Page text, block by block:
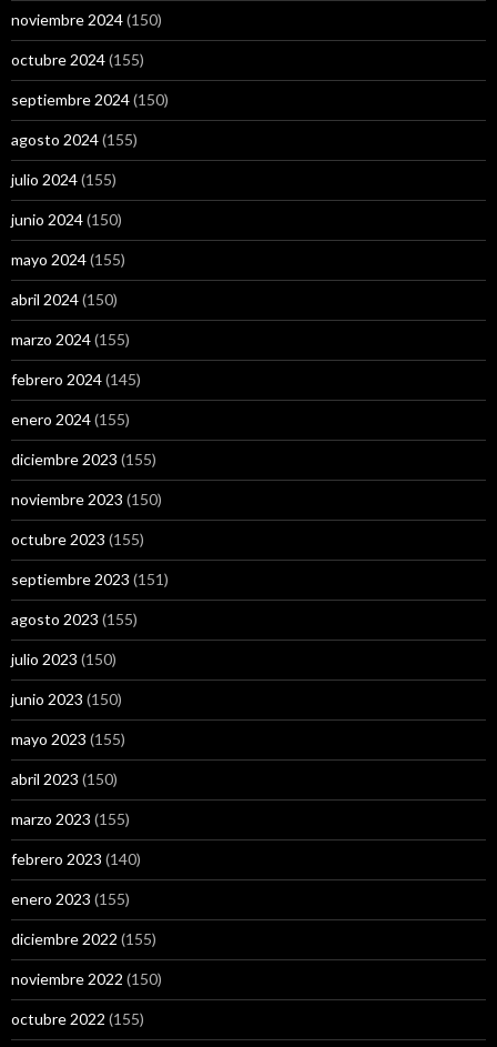
noviembre 2024(150)
octubre 2024(155)
septiembre 2024(150)
agosto 2024(155)
julio 2024(155)
junio 2024(150)
mayo 2024(155)
abril 2024(150)
marzo 2024(155)
febrero 2024(145)
enero 2024(155)
diciembre 2023 (155)
noviembre 2023 (150)
octubre 2023 (155)
septiembre 2023 (151)
agosto 2023 (155)
julio 2023 (150)
junio 2023 (150)
mayo 2023 (155)
abril 2023 (150)
marzo 2023 (155)
febrero 2023 (140)
enero 2023 (155)
diciembre 2022 (155)
noviembre 2022 (150)
octubre 2022 (155)